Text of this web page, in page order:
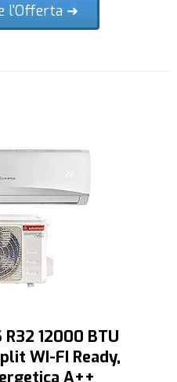
l'Offerta ➜
12000 BTU
WI-FI Ready,
A++